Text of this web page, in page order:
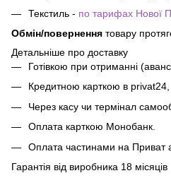
Текстиль - по тарифах Нової
Обмін/повернення товару
Детальніше про доставку
Готівкою при отриманні
Кредитною карткою в privat24,
Через касу чи термінал
Оплата карткою Монобанк.
Оплата частинами на Приват
Гарантія від виробника 18 місяців